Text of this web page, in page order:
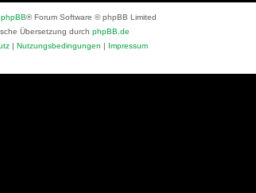
phpBB® Forum Software © phpBB Limited
Übersetzung durch phpBB.de
| Nutzungsbedingungen | Impressum